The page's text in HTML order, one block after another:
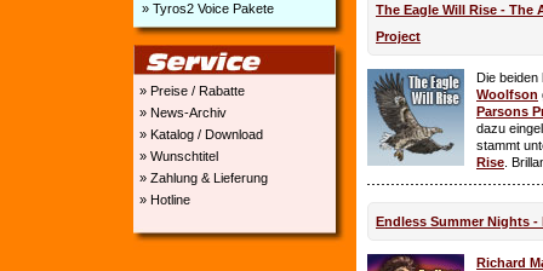
» Tyros2 Voice Pakete
» Preise / Rabatte
» News-Archiv
» Katalog / Download
» Wunschtitel
» Zahlung & Lieferung
» Hotline
The Eagle Will Rise - The
Project
Die beiden
Woolfson
Parsons
dazu
stammt
Rise .
Endless Summer Nights -
Richard